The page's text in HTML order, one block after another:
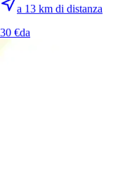
a 13 km di distanza
30 €da